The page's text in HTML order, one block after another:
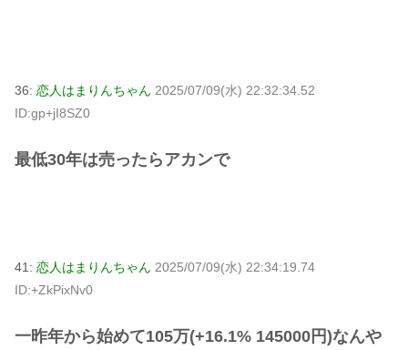
36: 恋人はまりんちゃん 2025/07/09(水) 22:32:34.52
ID:gp+jI8SZ0
最低30年は売ったらアカンで
41: 恋人はまりんちゃん 2025/07/09(水) 22:34:19.74
ID:+ZkPixNv0
一昨年から始めて105万(+16.1% 145000円)なんや